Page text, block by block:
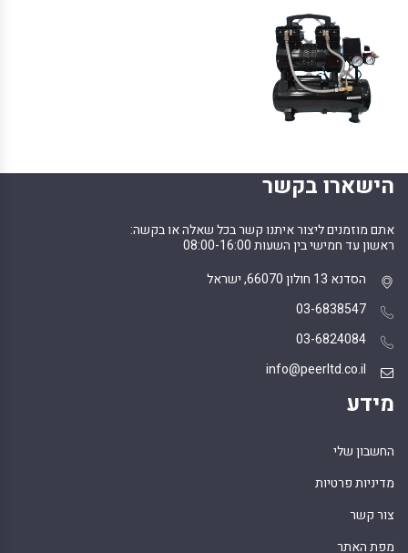
הישארו בקשר
אתם מוזמנים ליצור איתנו קשר בכל שאלה או בקשה:
ראשון עד חמישי בין השעות 08:00-16:00
הסדנא 13 חולון 66070, ישראל
03-6838547
03-6824084
info@peerltd.co.il
מידע
החשבון שלי
מדיניות פרטיות
צור קשר
מפת האתר